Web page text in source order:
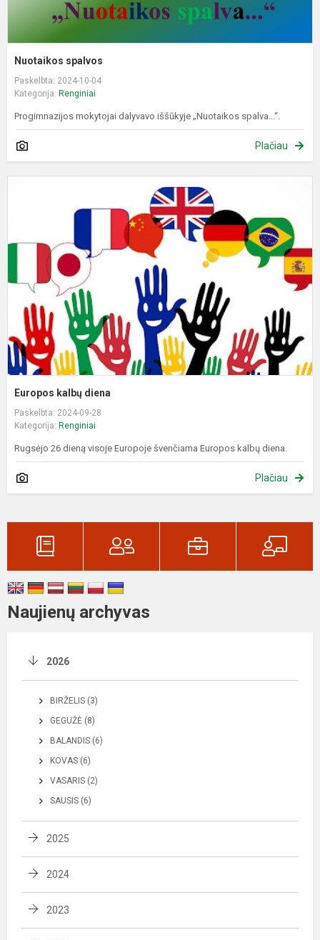
Nuotaikos spalvos
Paskelbta: 2024-10-04
Kategorija: Renginiai
Progimnazijos mokytojai dalyvavo iššūkyje „Nuotaikos spalva...“.
Plačiau
Europos kalbų diena
Paskelbta: 2024-09-28
Kategorija: Renginiai
Rugsėjo 26 dieną visoje Europoje švenčiama Europos kalbų diena.
Plačiau
Naujienų archyvas
2026
BIRŽELIS (3)
GEGUŽĖ (8)
BALANDIS (6)
KOVAS (6)
VASARIS (2)
SAUSIS (6)
2025
2024
2023